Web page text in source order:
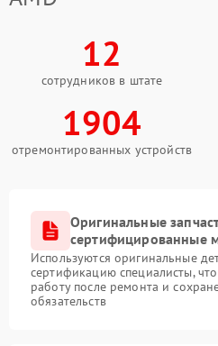
12
сотрудников в штате
1904
отремонтированных устройств
Оригинальные
сертифицированные
Используются оригинальные
сертификацию специалисты,
работу после ремонта и
обязательств